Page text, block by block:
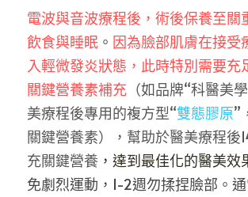
電波與音波療程後，術後保養至關
飲食與睡眠 。 因為臉部肌膚在接受
入輕微發炎狀態，此時特別需要充
關鍵營養素補充 （如品牌“科醫美
美療程後專用的複方型“雙態膠原”
關鍵營養素），幫助於醫美療程後
充關鍵營養 ，達到最佳化的醫美效
免劇烈運動，1-2週勿揉捏臉部。